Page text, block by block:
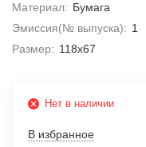
Материал: Бумага
Эмиссия(№ выпуска): 1
Размер: 118х67
Нет в наличии
В избранное